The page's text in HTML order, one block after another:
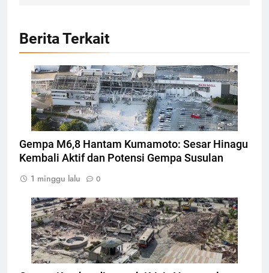
Berita Terkait
Bangunan Terdampak gempa di Kumamoto,
Jepang, Foto: REUTERS/KYODO
Gempa M6,8 Hantam Kumamoto: Sesar Hinagu
Kembali Aktif dan Potensi Gempa Susulan
1 minggu lalu
0
Bangunan hancur akibat gempabumi di
Venezuela, Foto: AFP/MIGUEL MEDINA